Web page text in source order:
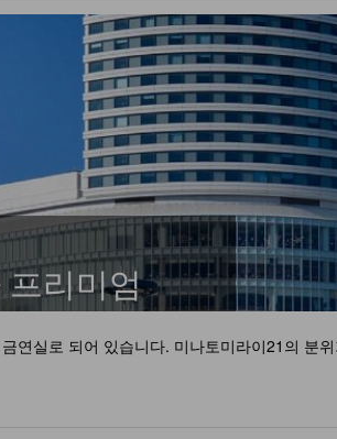
리미엄
연실로 되어 있습니다. 미나토미라이21의 분